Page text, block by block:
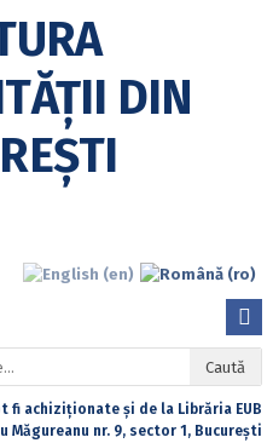
Caută
fi achiziționate și de la Librăria EUB
Măgureanu nr. 9, sector 1, București